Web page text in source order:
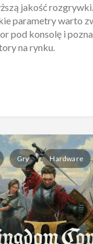
jakość
parametry warto
pod konsolę i
na rynku.
Gry Hardware